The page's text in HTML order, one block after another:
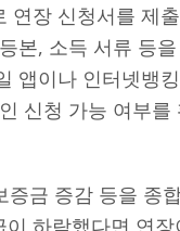
장 신청서를 제
본, 소득 서류 등
앱이나 인터넷뱅
신청 가능 여부
금 증감 등을 종
하락했다면 연